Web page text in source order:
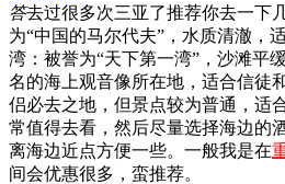
答去过很多次三亚了推荐你去一下
为“中国的马尔代夫”，水质清澈，
湾：被誉为“天下第一湾”，沙滩平
名的海上观音像所在地，适合信徒
侣必去之地，但景点较为普通，适
常值得去看，然后尽量选择海边的
离海边近点方便一些。一般我是在
间会优惠很多，蛮推荐。